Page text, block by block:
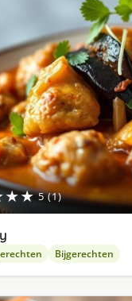
5 (1)
Bijgerechten